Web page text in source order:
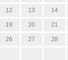
12 13 14
19 20 21
26 27 28